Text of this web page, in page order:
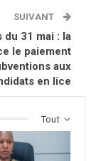
SUIVANT
du 31 mai : la
le paiement
aux
en lice
Tout